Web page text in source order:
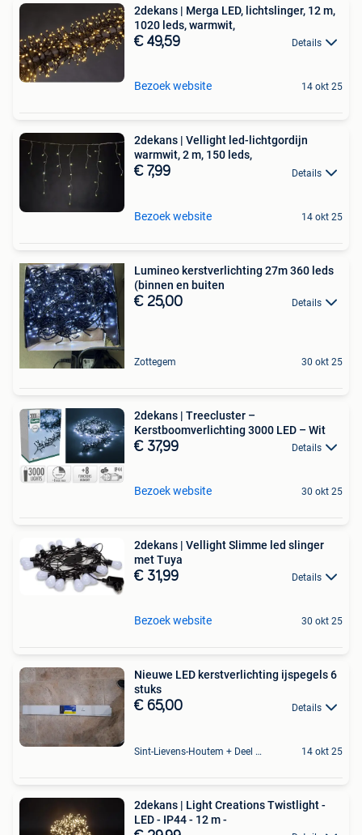
2dekans | Merga LED, lichtslinger, 12 m,
1020 leds, warmwit,
€ 49,59 Details
Bezoek website 14 okt 25
2dekans | Vellight led-lichtgordijn
warmwit, 2 m, 150 leds,
€ 7,99 Details
Bezoek website 14 okt 25
Lumineo kerstverlichting 27m 360 leds
(binnen en buiten
€ 25,00 Details
Zottegem 30 okt 25
2dekans | Treecluster –
Kerstboomverlichting 3000 LED – Wit
€ 37,99 Details
Bezoek website 30 okt 25
2dekans | Vellight Slimme led slinger
met Tuya
€ 31,99 Details
Bezoek website 30 okt 25
Nieuwe LED kerstverlichting ijspegels 6
stuks
€ 65,00 Details
Sint-Lievens-Houtem + Deel Oombergen 14 okt 25
2dekans | Light Creations Twistlight -
LED - IP44 - 12 m -